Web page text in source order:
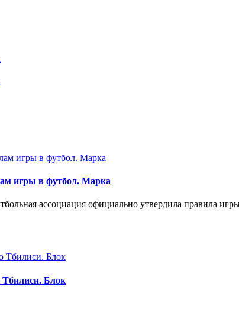
игры в футбол. Марка
ассоциация официально утвердила правила
Тбилиси. Блок